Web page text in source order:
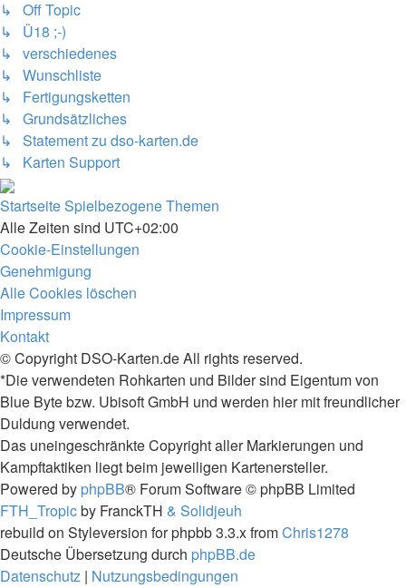
↳ Off Topic
↳ Ü18 ;-)
↳ verschiedenes
↳ Wunschliste
↳ Fertigungsketten
↳ Grundsätzliches
↳ Statement zu dso-karten.de
↳ Karten Support
StartseiteSpielbezogene Themen
Alle Zeiten sind UTC+02:00
Cookie-Einstellungen
Genehmigung
Alle Cookies löschen
Impressum
Kontakt
© Copyright DSO-Karten.de All rights reserved.
*Die verwendeten Rohkarten und Bilder sind Eigentum von
Blue Byte bzw. Ubisoft GmbH und werden hier mit freundlicher
Duldung verwendet.
Das uneingeschränkte Copyright aller Markierungen und
Kampftaktiken liegt beim jeweiligen Kartenersteller.
Powered by phpBB® Forum Software © phpBB Limited
FTH_Tropicby FranckTH & Solidjeuh
rebuild on Styleversion for phpbb 3.3.x fromChris1278
Deutsche Übersetzung durch phpBB.de
Datenschutz | Nutzungsbedingungen